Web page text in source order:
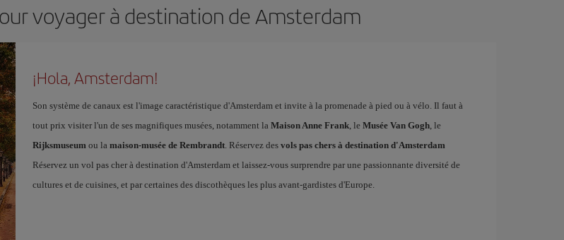
voyager à destination de Amsterdam
¡Hola, Amsterdam!
Son système de canaux est l'image caractéristique d'Amsterdam et invite à la promenade à pied ou à vélo. Il faut à
tout prix visiter l'un de ses magnifiques musées, notamment la Maison Anne Frank, le Musée Van Gogh, le
Rijksmuseumou la maison-musée de Rembrandt. Réservez des vols pas chers à destination d'Amsterdam
Réservez un vol pas cher à destination d'Amsterdam et laissez-vous surprendre par une passionnante diversité de
cultures et de cuisines, et par certaines des discothèques les plus avant-gardistes d'Europe.